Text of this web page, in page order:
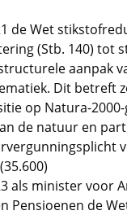
de Wet
(Stb. 140) tot
aanpak
Dit betreft
op Natura-
de natuur en
als minister voor
Pensioenen de